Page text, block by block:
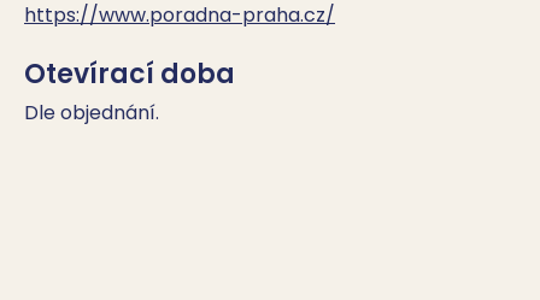
https://www.poradna-praha.cz/
Otevírací doba
Dle objednání.